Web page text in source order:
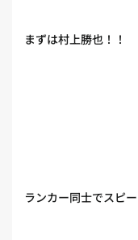
まずは村上勝也！！
ランカー同士でスピ